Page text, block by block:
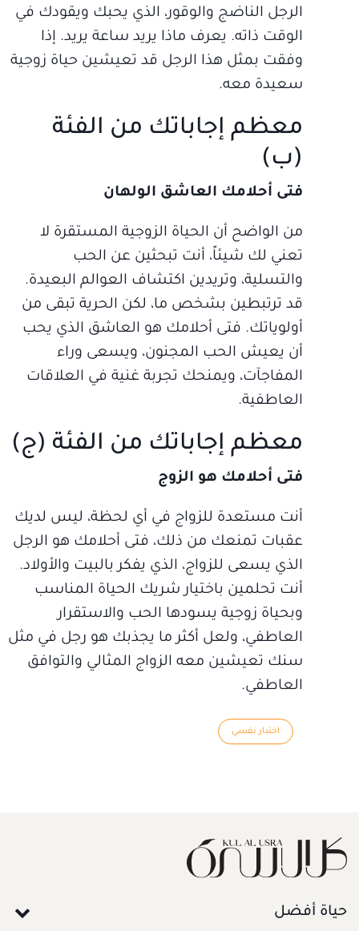
الرجل الناضج والوقور، الذي يحبك ويقودك في
الوقت ذاته. يعرف ماذا يريد ساعة يريد. إذا
وفقت بمثل هذا الرجل قد تعيشين حياة زوجية
سعيدة معه.
معظم إجاباتك من الفئة
(ب)
فتى أحلامك العاشق الولهان
من الواضح أن الحياة الزوجية المستقرة لا
تعني لك شيئاً، أنت تبحثين عن الحب
والتسلية، وتريدين اكتشاف العوالم البعيدة.
قد ترتبطين بشخص ما، لكن الحرية تبقى من
أولوياتك. فتى أحلامك هو العاشق الذي يحب
أن يعيش الحب المجنون، ويسعى وراء
المفاجآت، ويمنحك تجربة غنية في العلاقات
العاطفية.
معظم إجاباتك من الفئة (ج)
فتى أحلامك هو الزوج
أنت مستعدة للزواج في أي لحظة، ليس لديك
عقبات تمنعك من ذلك، فتى أحلامك هو الرجل
الذي يسعى للزواج، الذي يفكر بالبيت والأولاد.
أنت تحلمين باختيار شريك الحياة المناسب
وبحياة زوجية يسودها الحب والاستقرار
العاطفي، ولعل أكثر ما يجذبك هو رجل في مثل
سنك تعيشين معه الزواج المثالي والتوافق
العاطفي.
اختبار نفسي
حياة أفضل